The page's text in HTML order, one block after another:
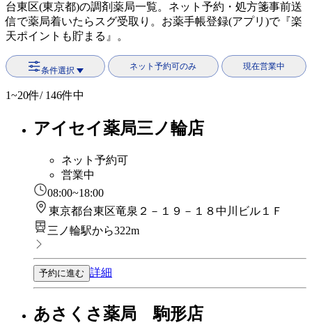
台東区(東京都)の調剤薬局一覧。ネット予約・処方箋事前送
信で薬局着いたらスグ受取り。お薬手帳登録(アプリ)で『楽
天ポイントも貯まる』。
条件選択 ネット予約可のみ 現在営業中
1~20件/ 146件中
アイセイ薬局三ノ輪店
ネット予約可
営業中
08:00~18:00
東京都台東区竜泉２－１９－１８中川ビル１Ｆ
三ノ輪駅から322m
予約に進む 詳細
あさくさ薬局 駒形店